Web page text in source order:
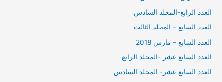
العدد الرابع-المجلد السادس
العدد السابع – المجلد الثالث
العدد السابع – مارس 2018
العدد السابع عشر -المجلد الرابع
العدد السابع عشر- المجلد السادس